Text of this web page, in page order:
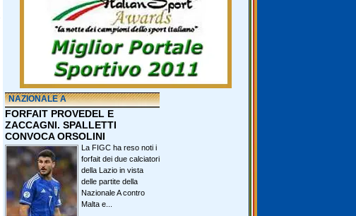
NAZIONALE A
FORFAIT PROVEDEL E
ZACCAGNI. SPALLETTI
CONVOCA ORSOLINI
La FIGC ha reso noti i
forfait dei due calciatori
della Lazio in vista
delle partite della
Nazionale A contro
Malta e...